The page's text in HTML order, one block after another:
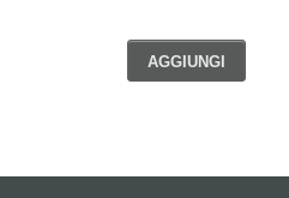
AGGIUNGI